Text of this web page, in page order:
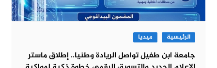
الرئيسية ميديا
جامعة ابن طفيل تواصل الريادة وطنيا.. إطلاق ماستر